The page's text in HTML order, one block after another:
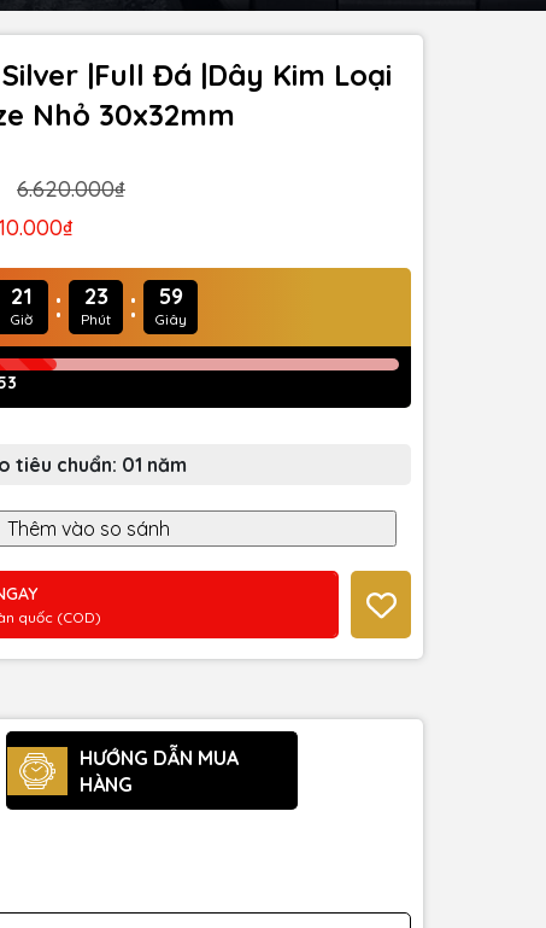
|Full Đá |Dây Kim Loại
Nhỏ 30x32mm
6.620.000₫
21
Giờ : 23
Phút : 57
Giây
tiêu chuẩn: 01 năm
quốc (COD)
HƯỚNG DẪN MUA
HÀNG